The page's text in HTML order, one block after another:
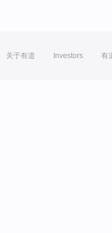
关于有道 Investors 有